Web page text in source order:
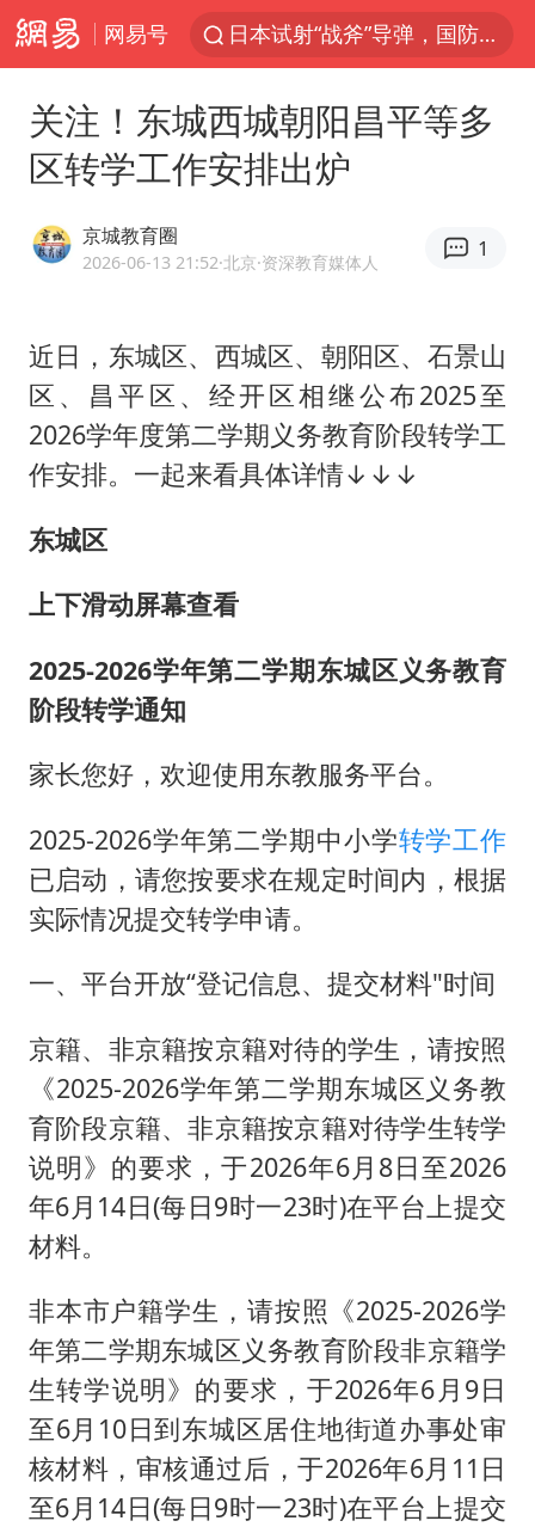
网易号
日本试射“战斧”导弹，国防部回应
台风白海豚中心风力增强
向鹏0-3不敌张本智和
超颖电子拟投资20.86亿建设新项目
刘国正说向鹏打得很窝囊
我国外贸延续良好增长态势
陈幸同晋级WTT横滨冠军赛8强
两名乘客在飞机上因调节座椅起冲突
夯实基础开新局
关注！东城西城朝阳昌平等多
区转学工作安排出炉
京城教育圈
2026-06-13 21:52·北京·资深教育媒体人
1
近日，东城区、西城区、朝阳区、石景山
区、昌平区、经开区相继公布2025至
2026学年度第二学期义务教育阶段转学工
作安排。一起来看具体详情↓↓↓
东城区
上下滑动屏幕查看
2025-2026学年第二学期东城区义务教育
阶段转学通知
家长您好，欢迎使用东教服务平台。
2025-2026学年第二学期中小学转学工作
已启动，请您按要求在规定时间内，根据
实际情况提交转学申请。
一、平台开放“登记信息、提交材料"时间
京籍、非京籍按京籍对待的学生，请按照
《2025-2026学年第二学期东城区义务教
育阶段京籍、非京籍按京籍对待学生转学
说明》的要求，于2026年6月8日至2026
年6月14日(每日9时一23时)在平台上提交
材料。
非本市户籍学生，请按照《2025-2026学
年第二学期东城区义务教育阶段非京籍学
生转学说明》的要求，于2026年6月9日
至6月10日到东城区居住地街道办事处审
核材料，审核通过后，于2026年6月11日
至6月14日(每日9时一23时)在平台上提交